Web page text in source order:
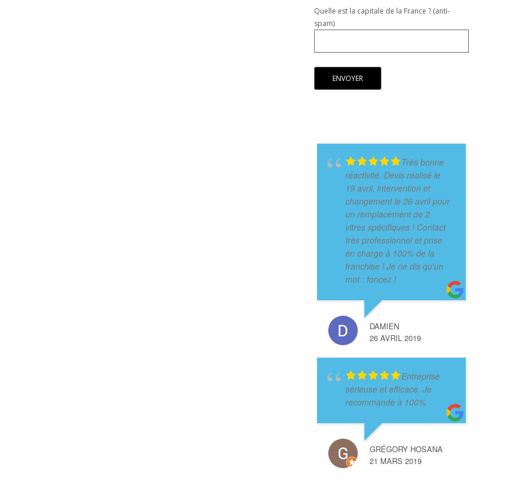
Quelle est la capitale de la France ? (anti-
spam)
Très bonne
réactivité. Devis réalisé le
19 avril, intervention et
changement le 26 avril pour
un remplacement de 2
vitres spécifiques ! Contact
très professionnel et prise
en charge à 100% de la
franchise ! Je ne dis qu'un
mot : foncez !
DAMIEN
26 AVRIL 2019
Entreprise
sérieuse et efficace. Je
recommande à 100%
GRÉGORY HOSANA
21 MARS 2019